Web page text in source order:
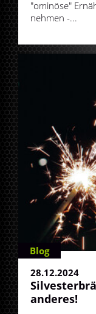
"ominöse"
nehmen -...
Blog
28.12.2024
anderes!